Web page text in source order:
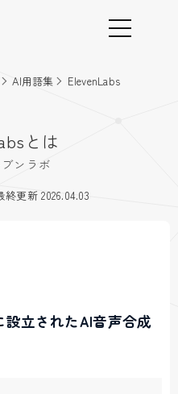
AI用語集 ElevenLabs
とは
ンラボ
終更新 2026.04.03
設立されたAI音声合成